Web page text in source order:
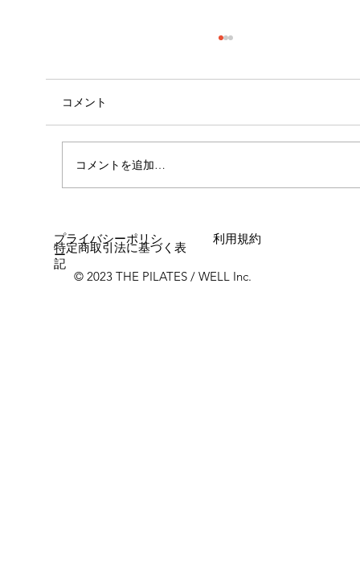
外腿の張り感
コメント
コメントを追加…
© 2023 THE PILATES / WELL Inc.
プライバシーポリシ
ー
利用規約
特定商取引法に基づく表
記